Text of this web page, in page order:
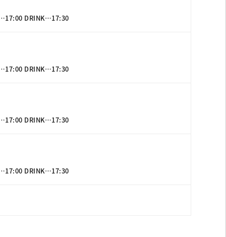
DRINK…17:30
DRINK…17:30
DRINK…17:30
DRINK…17:30